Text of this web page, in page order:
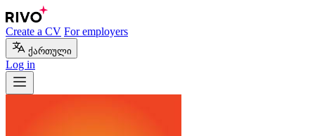
Create a CV For employers
ქართული
Log in